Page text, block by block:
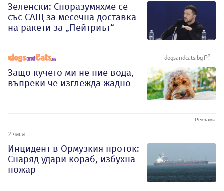
Зеленски: Споразумяхме се
със САЩ за месечна доставка
на ракети за „Пейтриът“
dogsandcats.bg
Защо кучето ми не пие вода,
въпреки че изглежда жадно
2 часа
Инцидент в Ормузкия проток:
Снаряд удари кораб, избухна
пожар